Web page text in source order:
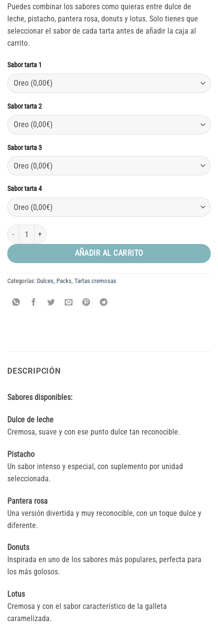
Puedes combinar los sabores como quieras entre dulce de
leche, pistacho, pantera rosa, donuts y lotus. Solo tienes que
seleccionar el sabor de cada tarta antes de añadir la caja al
carrito.
Sabor tarta 1
Sabor tarta 2
Sabor tarta 3
Sabor tarta 4
Caja de 4 tartas cremosas de 750 g cantidad
AÑADIR AL CARRITO
Categorías: Dulces, Packs, Tartas cremosas
DESCRIPCIÓN
Sabores disponibles:
Dulce de leche
Cremosa, suave y con ese punto dulce tan reconocible.
Pistacho
Un sabor intenso y especial, con suplemento por unidad
seleccionada.
Pantera rosa
Una versión divertida y muy reconocible, con un toque dulce y
diferente.
Donuts
Inspirada en uno de los sabores más populares, perfecta para
los más golosos.
Lotus
Cremosa y con el sabor característico de la galleta
caramelizada.